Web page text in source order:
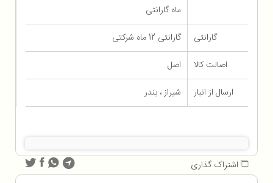
ماه گارانتی
گارانتی
گارانتی 12 ماه شرکتی
اصالت کالا
اصل
ارسال از انبار
شیراز ، بندر
اشتراک گذاری